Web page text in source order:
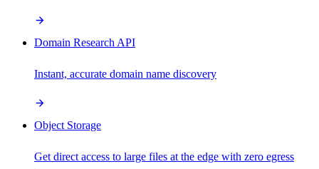
Domain Research API
Instant, accurate domain name discovery
Object Storage
Get direct access to large files at the edge with zero egress